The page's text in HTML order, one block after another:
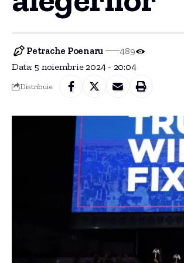
Data: 5 noiembrie 2024 - 20:04
Petrache Poenaru 489
Distribuie